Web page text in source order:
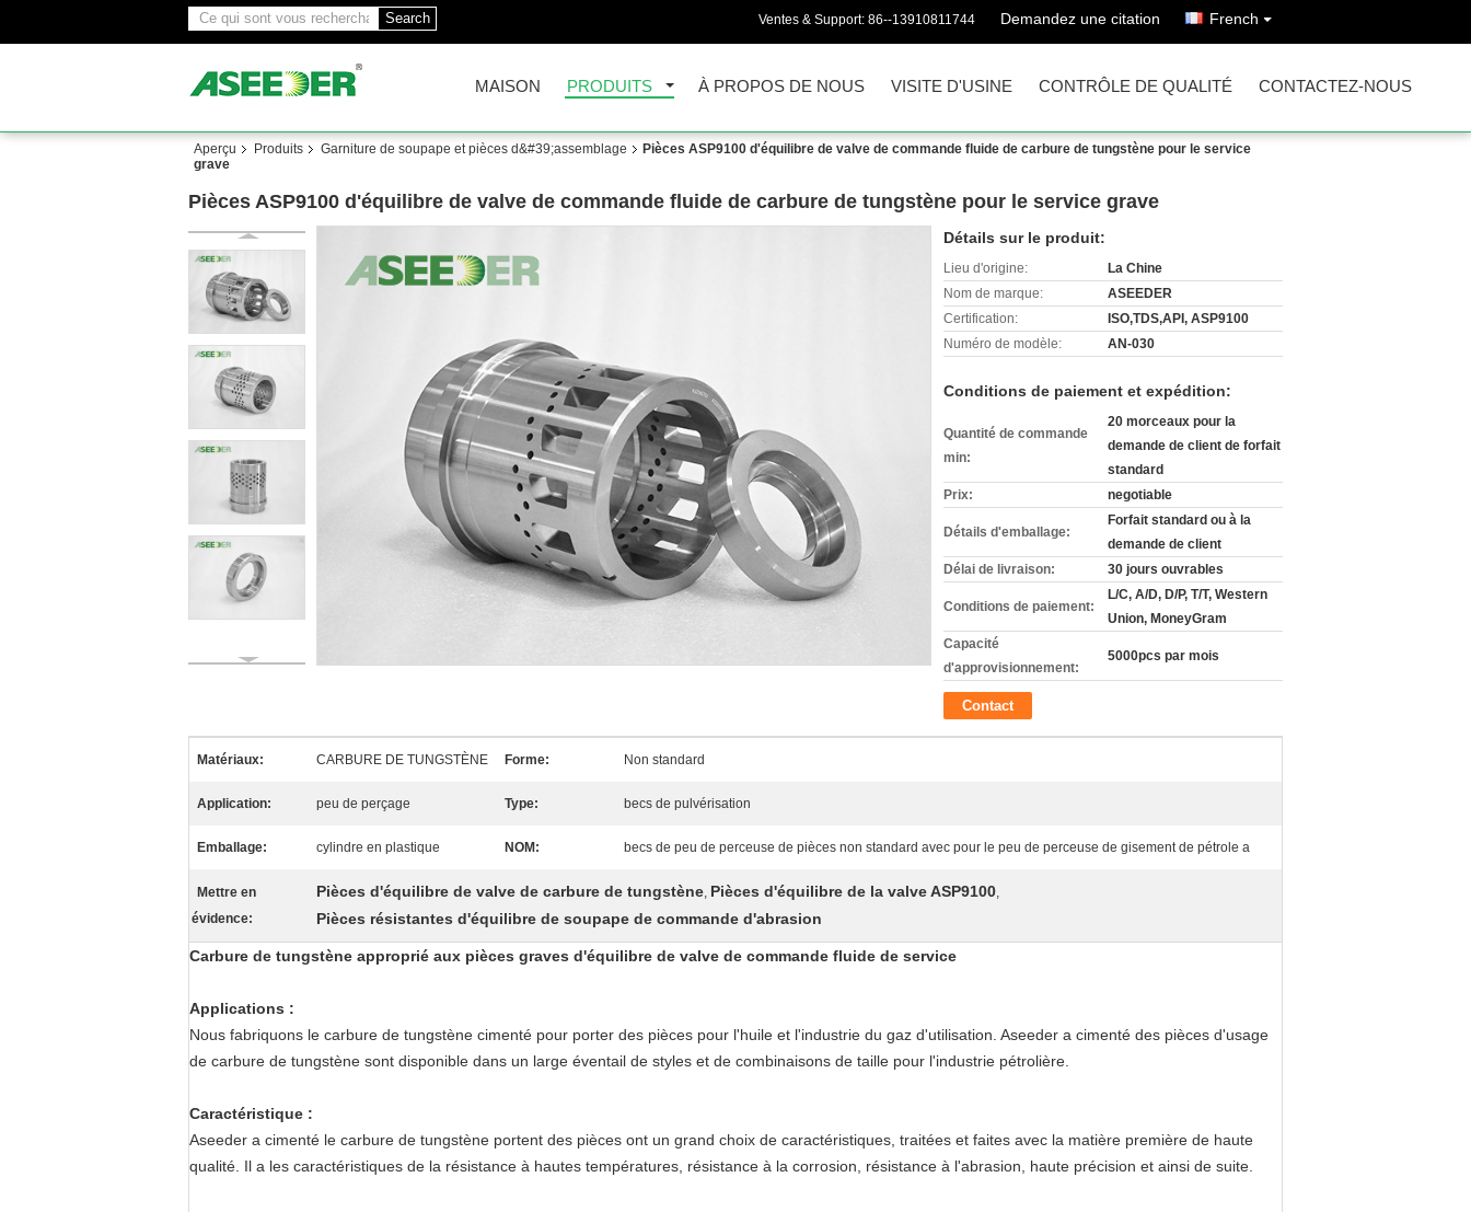
Search Ventes & Support: 86--13910811744 Demandez une citation French
MAISON PRODUITS À PROPOS DE NOUS VISITE D'USINE CONTRÔLE DE QUALITÉ CONTACTEZ-NOUS
Aperçu Produits Garniture de soupape et pièces d&#39;assemblage
Pièces ASP9100 d'équilibre de valve de commande fluide de carbure de tungstène pour le service
grave
Pièces ASP9100 d'équilibre de valve de commande fluide de carbure de tungstène pour le service grave
Détails sur le produit:
Lieu d'origine:
La Chine
Nom de marque:
ASEEDER
Certification:
ISO,TDS,API, ASP9100
Numéro de modèle:
AN-030
Conditions de paiement et expédition:
Quantité de commande
min:
20 morceaux pour la
demande de client de forfait
standard
Prix:
negotiable
Détails d'emballage:
Forfait standard ou à la
demande de client
Délai de livraison:
30 jours ouvrables
Conditions de paiement:
L/C, A/D, D/P, T/T, Western
Union, MoneyGram
Capacité
d'approvisionnement:
5000pcs par mois
Contact
Matériaux: CARBURE DE TUNGSTÈNE Forme: Non standard
Application: peu de perçage Type: becs de pulvérisation
Emballage: cylindre en plastique NOM: becs de peu de perceuse de pièces non standard avec pour le peu de perceuse de gisement de pétrole a
Mettre en
évidence:
Pièces d'équilibre de valve de carbure de tungstène, Pièces d'équilibre de la valve ASP9100,
Pièces résistantes d'équilibre de soupape de commande d'abrasion
Carbure de tungstène approprié aux pièces graves d'équilibre de valve de commande fluide de service
Applications :
Nous fabriquons le carbure de tungstène cimenté pour porter des pièces pour l'huile et l'industrie du gaz d'utilisation. Aseeder a cimenté des pièces d'usage
de carbure de tungstène sont disponible dans un large éventail de styles et de combinaisons de taille pour l'industrie pétrolière
Caractéristique :
Aseeder a cimenté le carbure de tungstène portent des pièces ont un grand choix de caractéristiques, traitées et faites avec la matière première de haute
qualité. Il a les caractéristiques de la résistance à hautes températures, résistance à la corrosion, résistance à l'abrasion, haute précision et ainsi de suite.